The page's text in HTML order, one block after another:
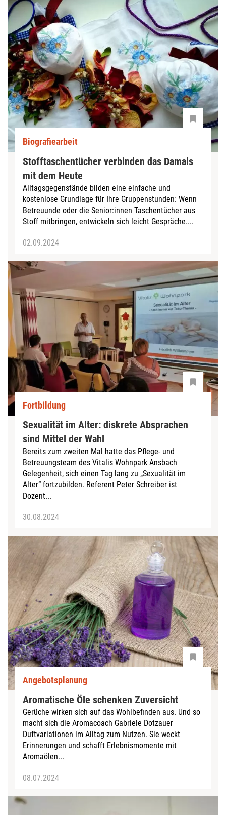
Biografiearbeit
Stofftaschentücher verbinden das Damals
mit dem Heute
Alltagsgegenstände bilden eine einfache und
kostenlose Grundlage für Ihre Gruppenstunden: Wenn
Betreuunde oder die Senior:innen Taschentücher aus
Stoff mitbringen, entwickeln sich leicht Gespräche....
02.09.2024
Fortbildung
Sexualität im Alter: diskrete Absprachen
sind Mittel der Wahl
Bereits zum zweiten Mal hatte das Pflege- und
Betreuungsteam des Vitalis Wohnpark Ansbach
Gelegenheit, sich einen Tag lang zu „Sexualität im
Alter“ fortzubilden. Referent Peter Schreiber ist
Dozent...
30.08.2024
Angebotsplanung
Aromatische Öle schenken Zuversicht
Gerüche wirken sich auf das Wohlbefinden aus. Und so
macht sich die Aromacoach Gabriele Dotzauer
Duftvariationen im Alltag zum Nutzen. Sie weckt
Erinnerungen und schafft Erlebnismomente mit
Aromaölen...
08.07.2024